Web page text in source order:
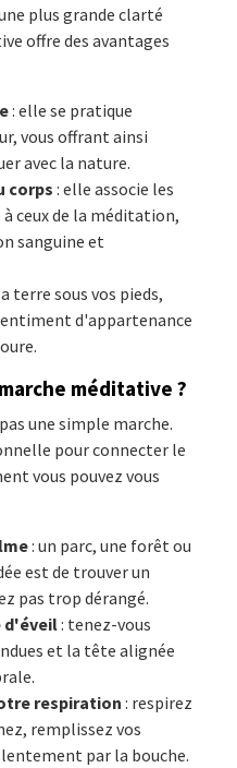
plus grande clarté
offre des avantages
: elle se pratique
vous offrant ainsi
avec la nature.
corps : elle associe les
ceux de la méditation,
sanguine et
terre sous vos pieds,
d'appartenance
méditative ?
une simple marche.
pour connecter le
vous pouvez vous
: un parc, une forêt ou
est de trouver un
pas trop dérangé.
d'éveil: tenez-vous
et la tête alignée
respiration : respirez
remplissez vos
par la bouche.